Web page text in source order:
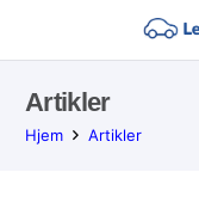
Artikler
Hjem Artikler